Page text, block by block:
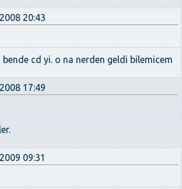
20:43
cd yi. o na nerden geldi bilemicem
17:49
09:31